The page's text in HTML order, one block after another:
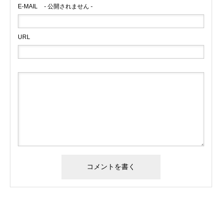
E-MAIL - 公開されません -
URL